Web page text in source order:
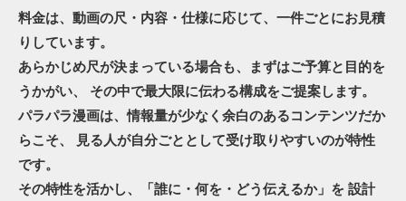
料金は、動画の尺・内容・仕様に応じて、一件ごとにお見積
りしています。
あらかじめ尺が決まっている場合も、まずはご予算と目的を
うかがい、
その中で最大限に伝わる構成をご提案します。
パラパラ漫画は、情報量が少なく余白のあるコンテンツだか
らこそ、
見る人が自分ごととして受け取りやすいのが特性
です。
その特性を活かし、「誰に・何を・どう伝えるか」を 設計